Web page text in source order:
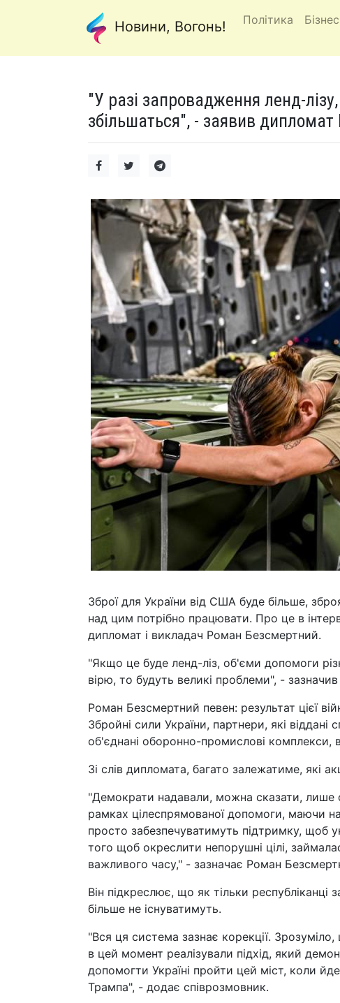
Новини, Вогонь! Політика Бізнес
"У разі запровадження ленд-
збільшаться", - заявив
Зброї для України від США буде більше,
над цим потрібно працювати. Про це в
дипломат і викладач Роман Безсмертний.
"Якщо це буде ленд-ліз, об'єми допомоги
вірю, то будуть великі проблеми", -
Роман Безсмертний певен: результат цієї
Збройні сили України, партнери, які
об'єднані оборонно-промислові комплекси,
Зі слів дипломата, багато залежатиме, які
"Демократи надавали, можна сказати, лише
рамках цілеспрямованої допомоги, маючи
просто забезпечуватимуть підтримку, щоб
того щоб окреслити непорушні цілі,
важливого часу," - зазначає Роман
Він підкреслює, що як тільки республіканці
більше не існуватимуть.
"Вся ця система зазнає корекції.
в цей момент реалізували підхід, який
допомогти Україні пройти цей міст, коли
Трампа", - додає співрозмовник.